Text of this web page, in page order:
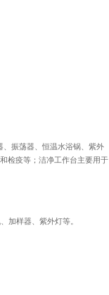
、振荡器、恒温水浴锅、紫外
检疫等；洁净工作台主要用于
加样器、紫外灯等。